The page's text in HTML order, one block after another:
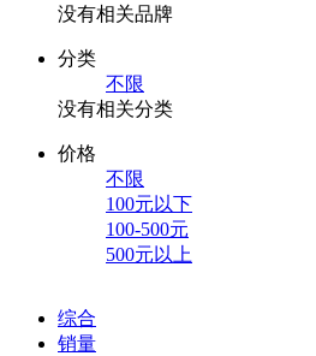
没有相关品牌
分类
不限
没有相关分类
价格
不限
100元以下
100-500元
500元以上
综合
销量